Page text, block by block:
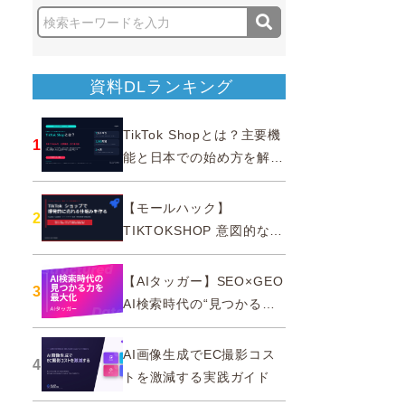
資料DLランキング
1
TikTok Shopとは？主要機
能と日本での始め方を解説
｜公式認定パートナー
2
【モールハック】
TIKTOKSHOP 意図的なバ
ズを生む法則
3
【AIタッガー】SEO×GEO
AI検索時代の“見つかる
力”を最大化
4
AI画像生成でEC撮影コス
トを激減する実践ガイド